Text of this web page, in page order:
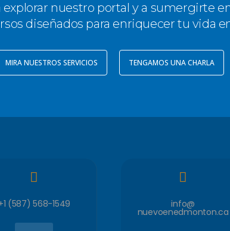
explorar nuestro portal y a sumergirte
diseñados para enriquecer tu vida
MIRA NUESTROS SERVICIOS TENGAMOS UNA CHARLA
(587) 568-1549 info@
nuevoenedmonton.ca